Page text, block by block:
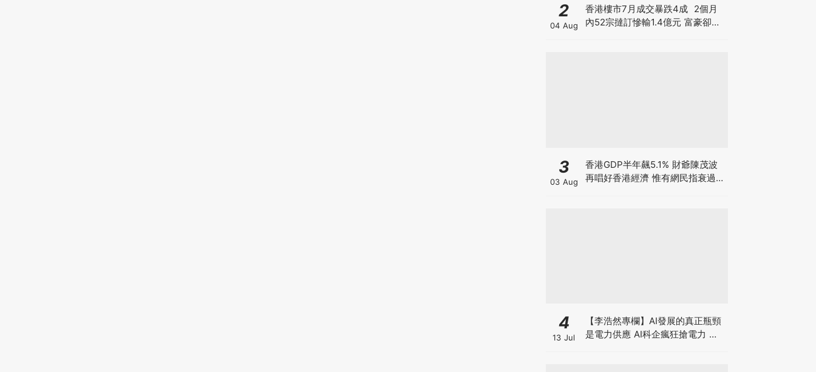
2
04 Aug
香港樓市7月成交暴跌4成 2個月
內52宗撻訂慘輸1.4億元 富豪卻擲
3
03 Aug
香港GDP半年飆5.1% 財爺陳茂波
再唱好香港經濟 惟有網民指衰過
4
13 Jul
【李浩然專欄】AI發展的真正瓶頸
是電力供應 AI科企瘋狂搶電力 美